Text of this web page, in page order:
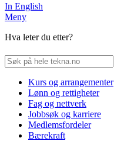
In English
Meny
Hva leter du etter?
Kurs og arrangementer
Lønn og rettigheter
Fag og nettverk
Jobbsøk og karriere
Medlemsfordeler
Bærekraft